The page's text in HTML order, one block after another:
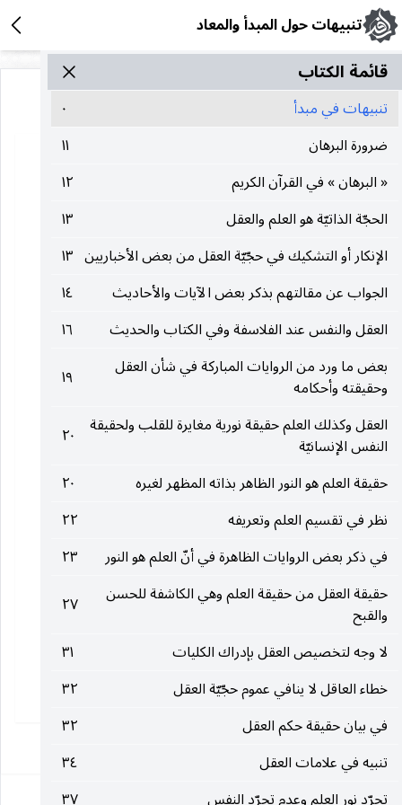
تنبيهات حول المبدأ والمعاد
قائمة الکتاب
تنبيهات في مبدأ
٠
ضرورة البرهان
١١
« البرهان » في القرآن الكريم
١٢
الحجّة الذاتيّة هو العلم والعقل
١٣
الإنكار أو التشكيك في حجّيّة العقل من بعض الأخباريين ١٣
الجواب عن مقالتهم بذكر بعض الآيات والأحاديث
١٤
العقل والنفس عند الفلاسفة وفي الكتاب والحديث
١٦
بعض ما ورد من الروايات المباركة في شأن العقل
وحقيقته وأحكامه
١٩
العقل وكذلك العلم حقيقة نورية مغايرة للقلب ولحقيقة
النفس الإنسانيّة
٢٠
حقيقة العلم هو النور الظاهر بذاته المظهر لغيره
٢٠
نظر في تقسيم العلم وتعريفه
٢٢
في ذكر بعض الروايات الظاهرة في أنّ العلم هو النور
٢٣
حقيقة العقل من حقيقة العلم وهي الكاشفة للحسن
والقبح
٢٧
لا وجه لتخصيص العقل بإدراك الكليات
٣١
خطاء العاقل لا ينافي عموم حجّيّة العقل
٣٢
في بيان حقيقة حكم العقل
٣٢
تنبيه في علامات العقل
٣٤